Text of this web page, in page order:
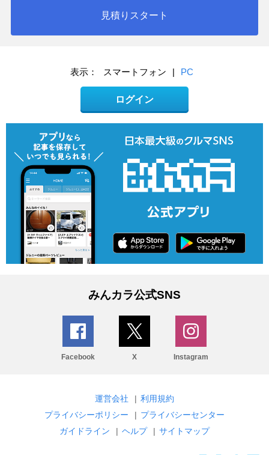
見積りスタート
表示： スマートフォン | PC
ログイン
みんカラ公式SNS
Facebook X Instagram
運営会社 | 利用規約
プライバシーポリシー
| プライバシーセンター
ガイドライン
| ヘルプ | サイトマップ